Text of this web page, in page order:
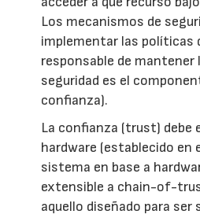
Los mecanismos de
implementar las políticas
responsable de mantener
seguridad es el
confianza).
La confianza (trust) debe
hardware (establecido en
sistema en base a
extensible a chain-of-
aquello diseñado para ser